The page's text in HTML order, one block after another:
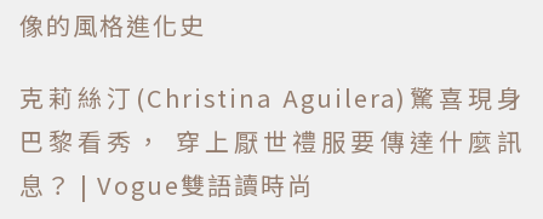
像的風格進化史
克莉絲汀(Christina Aguilera)驚喜現身
巴黎看秀， 穿上厭世禮服要傳達什麼訊
息？ | Vogue雙語讀時尚